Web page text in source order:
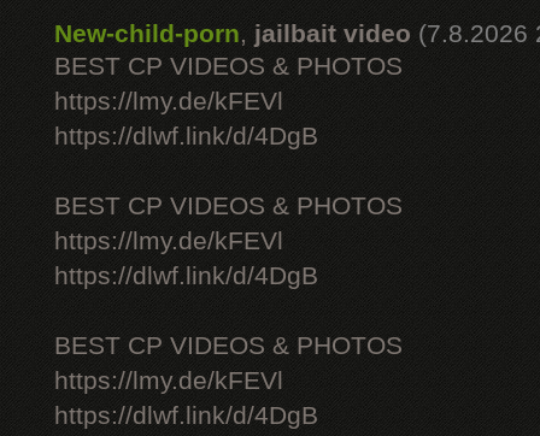
New-child-porn, jailbait video (7.8.2026
BEST CP VIDEOS & PHOTOS
https://lmy.de/kFEVl
https://dlwf.link/d/4DgB
BEST CP VIDEOS & PHOTOS
https://lmy.de/kFEVl
https://dlwf.link/d/4DgB
BEST CP VIDEOS & PHOTOS
https://lmy.de/kFEVl
https://dlwf.link/d/4DgB